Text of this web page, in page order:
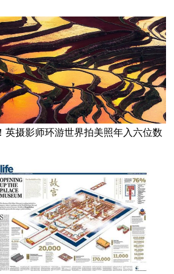
英摄影师环游世界拍美照年入六位数